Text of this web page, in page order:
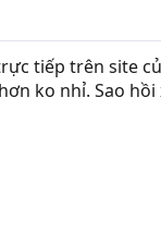
tiếp trên site
ko nhỉ. Sao